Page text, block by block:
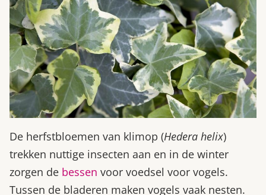
De herfstbloemen van klimop (Hedera helix)
trekken nuttige insecten aan en in de winter
zorgen de bessen voor voedsel voor vogels.
Tussen de bladeren maken vogels vaak nesten.